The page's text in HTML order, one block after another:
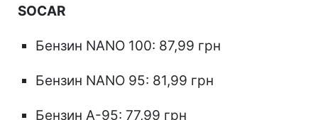
SOCAR
Бензин NANO 100: 87,99 грн
Бензин NANO 95: 81,99 грн
Бензин А-95: 77,99 грн